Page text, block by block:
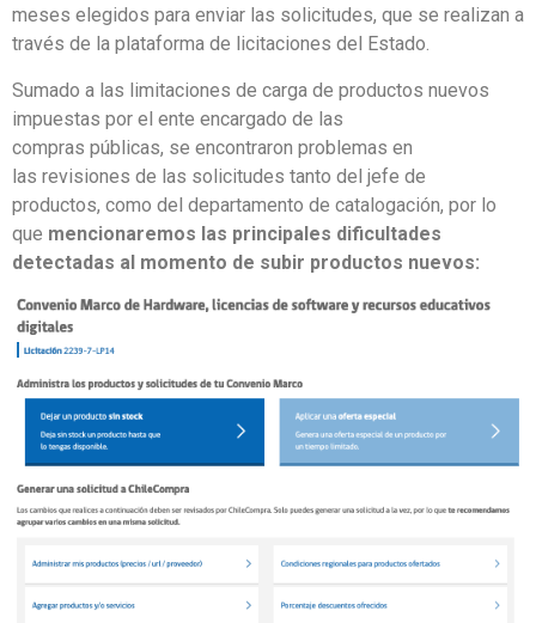
meses elegidos para enviar las solicitudes, que se realizan a
través de la plataforma de licitaciones del Estado.
Sumado a las limitaciones de carga de productos nuevos
impuestas por el ente encargado de las
compras públicas, se encontraron problemas en
las revisiones de las solicitudes tanto del jefe de
productos, como del departamento de catalogación, por lo
que mencionaremos las principales dificultades
detectadas al momento de subir productos nuevos: